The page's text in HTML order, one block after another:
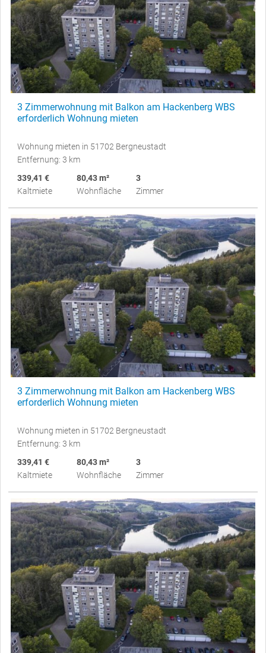
3 Zimmerwohnung mit Balkon am Hackenberg WBS
erforderlich Wohnung mieten
Wohnung mieten in 51702 Bergneustadt
Entfernung: 3 km
339,41 €
Kaltmiete
80,43 m²
Wohnfläche
3
Zimmer
3 Zimmerwohnung mit Balkon am Hackenberg WBS
erforderlich Wohnung mieten
Wohnung mieten in 51702 Bergneustadt
Entfernung: 3 km
339,41 €
Kaltmiete
80,43 m²
Wohnfläche
3
Zimmer